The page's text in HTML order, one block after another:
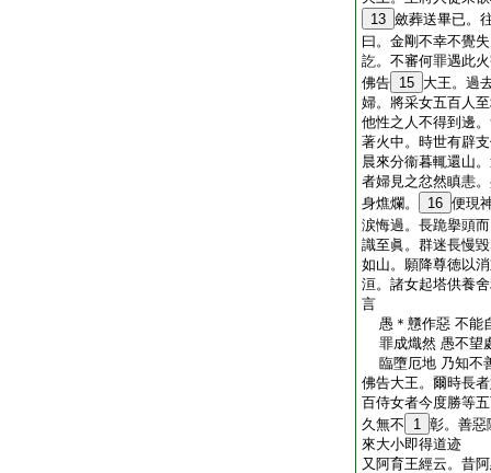
13 斂葬送畢已。
曰。金剛不幸不覺
訖。不審何罪遇此
佛告 15 大王。過
婦。將采女五百人
他性之人不得到邊
著火中。時世有辟
晨來分衞暮輒還山
者婦見之忿然瞋恚
身燋爛。
16 便現
涙悔過。長跪擧頭
識至眞。群迷長慢
如山。願降尊徳以
洹。諸女起塔供養
言
愚＊戇作惡 不能
罪成熾然 愚不望
臨墮厄地 乃知不
佛告大王。爾時長
百侍女者今度勝等
久無不
1 彰。善惡
來大小即得道迹
又阿育王經云。昔